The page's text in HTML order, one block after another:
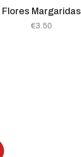
Flores Margaridas
€3.50